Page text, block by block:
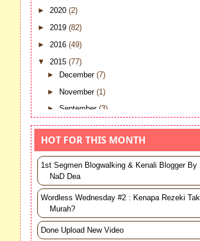
► 2020 (2)
► 2019 (82)
► 2016 (49)
▼ 2015 (77)
►
December (7)
► November (1)
► September (3)
►July(1)
►June(10)
▼May(29)
►May 30
►May 22(1)
►May 21
►May 20(1)
HOT FOR THIS MONTH
1st Segmen Blogwalking & Kenali Blogger By
NaD Dea
Wordless Wednesday #2 : Kenapa Rezeki Tak
Murah?
Done Upload New Video